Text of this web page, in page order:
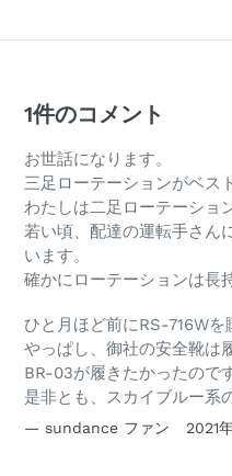
1件のコメント
お世話になります。
三足ローテーションがベス
わたしは二足ローテーショ
若い頃、配達の運転手さん
います。
確かにローテーションは長
ひと月ほど前にRS-716Wを
やっぱし、御社の安全靴は
BR-03が履きたかったので
是非とも、スカイブルー系
sundance ファン 2021